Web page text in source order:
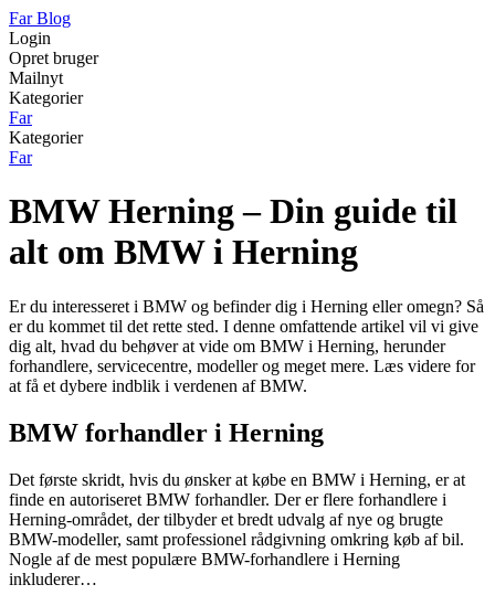
Far Blog
Login
Opret bruger
Mailnyt
Kategorier
Far
Kategorier
Far
BMW Herning – Din guide til
alt om BMW i Herning
Er du interesseret i BMW og befinder dig i Herning eller omegn? Så
er du kommet til det rette sted. I denne omfattende artikel vil vi give
dig alt, hvad du behøver at vide om BMW i Herning, herunder
forhandlere, servicecentre, modeller og meget mere. Læs videre for
at få et dybere indblik i verdenen af BMW.
BMW forhandler i Herning
Det første skridt, hvis du ønsker at købe en BMW i Herning, er at
finde en autoriseret BMW forhandler. Der er flere forhandlere i
Herning-området, der tilbyder et bredt udvalg af nye og brugte
BMW-modeller, samt professionel rådgivning omkring køb af bil.
Nogle af de mest populære BMW-forhandlere i Herning
inkluderer…